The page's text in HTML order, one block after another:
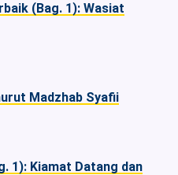
(Bag. 1): Wasiat
Madzhab Syafii
1): Kiamat Datang dan